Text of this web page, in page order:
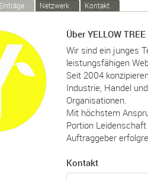
Netzwerk Kontakt
Über YELLOW
Wir sind ein junges
leistungsfähigen
Seit 2004
Industrie, Handel
Organisationen.
Mit höchstem
Portion
Auftraggeber
Kontakt